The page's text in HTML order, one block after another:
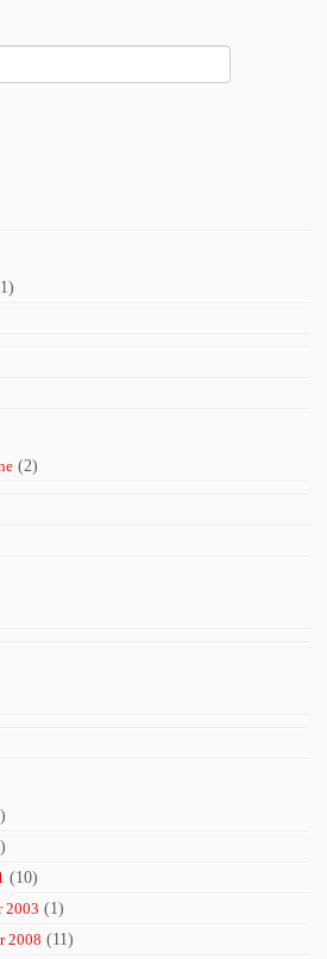
(2)
(10)
2003 (1)
2008 (11)